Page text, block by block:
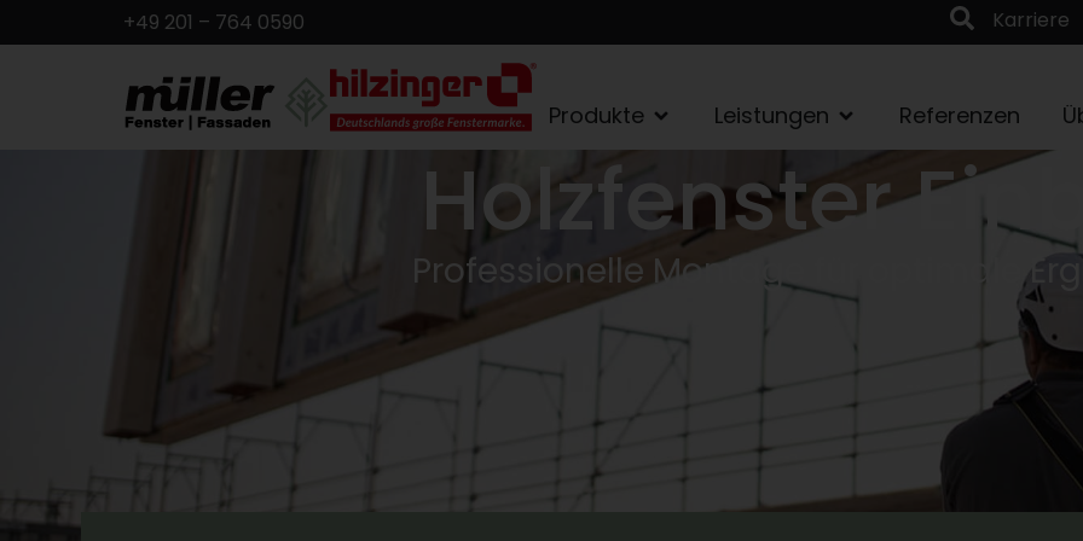
+49 201 – 764 0590 Karriere
Produkte Leistungen Referenzen
Holzfenster
Professionelle Montage für optimale